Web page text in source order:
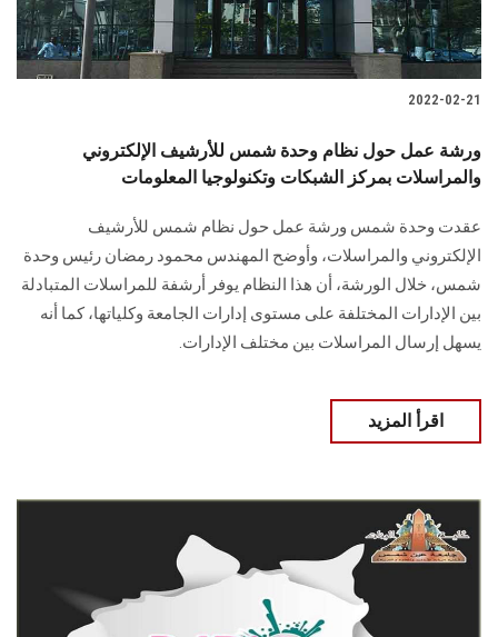
2022-02-21
ورشة عمل حول نظام وحدة شمس للأرشيف الإلكتروني
والمراسلات بمركز الشبكات وتكنولوجيا المعلومات
عقدت وحدة شمس ورشة عمل حول نظام شمس للأرشيف
الإلكتروني والمراسلات، وأوضح المهندس محمود رمضان رئيس وحدة
شمس، خلال الورشة، أن هذا النظام يوفر أرشفة للمراسلات المتبادلة
بين الإدارات المختلفة على مستوى إدارات الجامعة وكلياتها، كما أنه
يسهل إرسال المراسلات بين مختلف الإدارات.
اقرأ المزيد